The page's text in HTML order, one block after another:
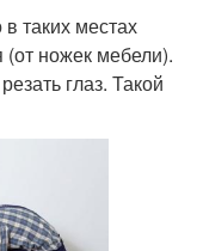
таких местах
(от ножек мебели).
глаз. Такой